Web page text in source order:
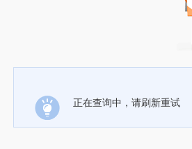
正在查询中，请刷新重试